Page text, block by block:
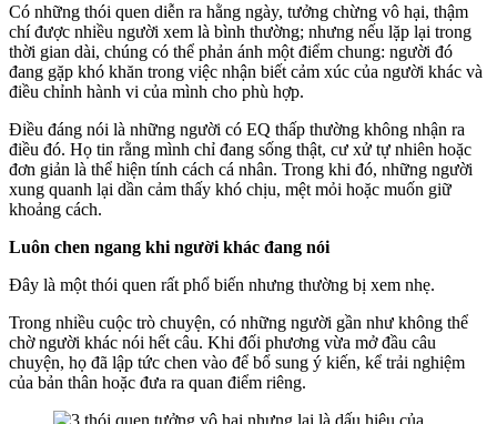
Có những thói quen diễn ra hằng ngày, tưởng chừng vô hại, thậm
chí được nhiều người xem là bình thường; nhưng nếu lặp lại trong
thời gian dài, chúng có thể phản ánh một điểm chung: người đó
đang gặp khó khăn trong việc nhận biết cảm xúc của người khác và
điều chỉnh hành vi của mình cho phù hợp.
Điều đáng nói là những người có EQ thấp thường không nhận ra
điều đó. Họ tin rằng mình chỉ đang sống thật, cư xử tự nhiên hoặc
đơn giản là thể hiện tính cách cá nhân. Trong khi đó, những người
xung quanh lại dần cảm thấy khó chịu, mệt mỏi hoặc muốn giữ
khoảng cách.
Luôn chen ngang khi người khác đang nói
Đây là một thói quen rất phổ biến nhưng thường bị xem nhẹ.
Trong nhiều cuộc trò chuyện, có những người gần như không thể
chờ người khác nói hết câu. Khi đối phương vừa mở đầu câu
chuyện, họ đã lập tức chen vào để bổ sung ý kiến, kể trải nghiệm
của bản thân hoặc đưa ra quan điểm riêng.